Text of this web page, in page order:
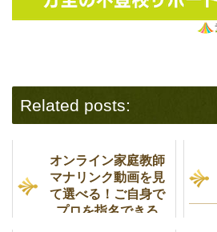
Related posts:
オンライン家庭教師
マナリンク動画を見
て選べる！ご自身で
プロを指名できる